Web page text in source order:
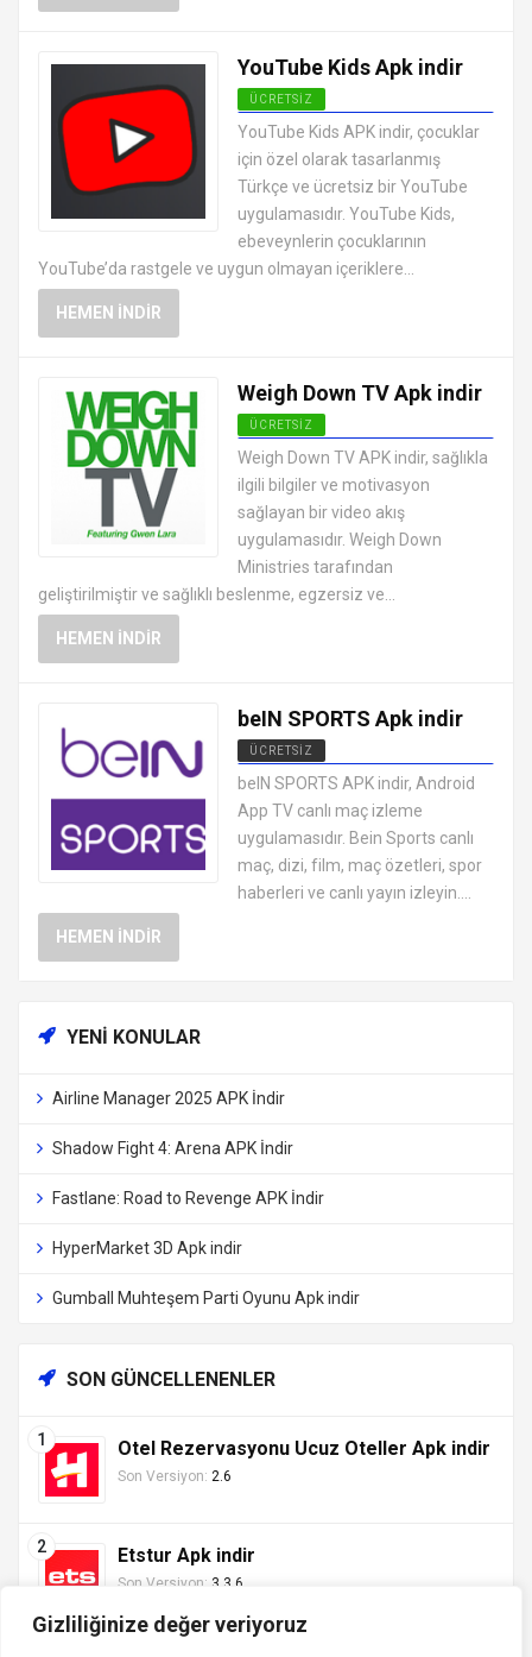
Gizliliğinize değer veriyoruz
YouTube Kids Apk indir
ÜCRETSIZ
ANDROID CANLI TV MAÇ İZLEME
UYGULAMALARI APK
YouTube Kids APK indir, çocuklar
için özel olarak tasarlanmış
Türkçe ve ücretsiz bir YouTube
uygulamasıdır. YouTube Kids,
ebeveynlerin çocuklarının
YouTube’da rastgele ve uygun olmayan içeriklere...
HEMEN İNDIR
Weigh Down TV Apk indir
ÜCRETSIZ
ANDROID CANLI TV MAÇ İZLEME
UYGULAMALARI APK
Weigh Down TV APK indir, sağlıkla
ilgili bilgiler ve motivasyon
sağlayan bir video akış
uygulamasıdır. Weigh Down
Ministries tarafından
geliştirilmiştir ve sağlıklı beslenme, egzersiz ve...
HEMEN İNDIR
beIN SPORTS Apk indir
ÜCRETSIZ
ANDROID CANLI TV MAÇ İZLEME
UYGULAMALARI APK
beIN SPORTS APK indir, Android
App TV canlı maç izleme
uygulamasıdır. Bein Sports canlı
maç, dizi, film, maç özetleri, spor
haberleri ve canlı yayın izleyin....
HEMEN İNDIR
YENI KONULAR
Airline Manager 2025 APK İndir
Shadow Fight 4: Arena APK İndir
Fastlane: Road to Revenge APK İndir
HyperMarket 3D Apk indir
Gumball Muhteşem Parti Oyunu Apk indir
SON GÜNCELLENENLER
Otel Rezervasyonu Ucuz Oteller Apk indir
Son Versiyon: 2.6
Etstur Apk indir
Son Versiyon: 3.3.6